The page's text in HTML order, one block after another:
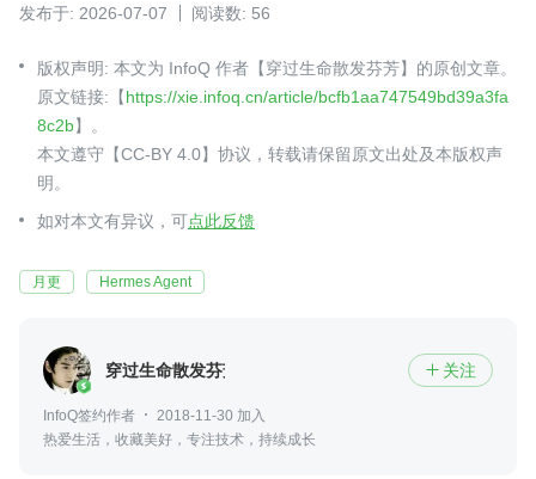
发布于: 2026-07-07 阅读数: 56
版权声明: 本文为 InfoQ 作者【穿过生命散发芬芳】的原创文章。
原文链接:【https://xie.infoq.cn/article/bcfb1aa747549bd39a3fa
8c2b】。
本文遵守【CC-BY 4.0】协议，转载请保留原文出处及本版权声
明。
如对本文有异议，可点此反馈
月更 Hermes Agent
穿过生命散发芬芳  关注
InfoQ签约作者
2018-11-30 加入
热爱生活，收藏美好，专注技术，持续成长